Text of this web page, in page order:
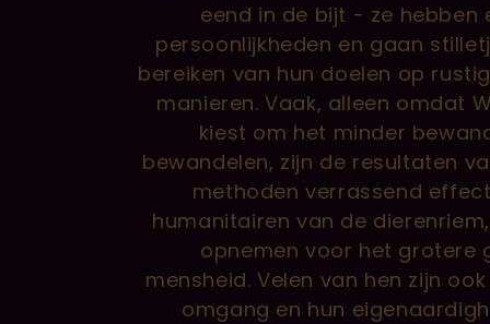
e
c
t
e
eend in de bijt - ze hebben
persoonlijkheden en gaan
bereiken van hun doelen op
manieren. Vaak, alleen omdat
kiest om het minder
bewandelen, zijn de resultaten
methoden verrassend
humanitairen van de
opnemen voor het grotere
mensheid. Velen van hen zijn
omgang en hun